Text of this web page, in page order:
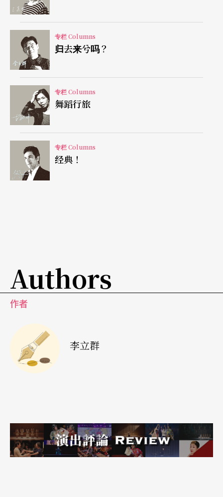
以画抒怀，渴求宁静
在第一次世界大战的时候，法国、德国等参战国的
画家都很多，照相机反而不多，所以许多画家就被
派去战场当绘画记者，他们亲临战场，亲眼看到战
争的激烈与残忍，画的时候，眼睛和内心都自然会
停留在悲和痛苦的心情上，巴斯天也是其中之一，
画的尽是战场上无边死亡和疲惫。
战争从一九一四年打到一九一八年，他可能是在一
九一七年、战争最剧烈的时候回到自己家休假一阵
裱过的，一眼看过去暗淡中有温暖，更有宁静，明
白了画家来自于遍布尸体、战车和爆炸的环境……
他是个人，他画这幅画是在修行；一个不到卅岁的
年轻人，买走了那幅画。
专栏 Columns
归去来兮吗？
专栏 Columns
舞蹈行旅
专栏 Columns
经典！
Authors
作者
李立群